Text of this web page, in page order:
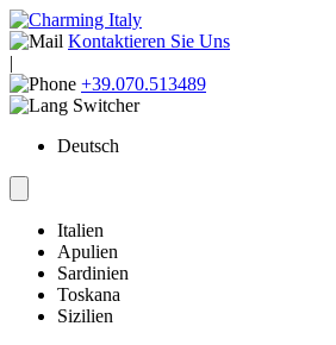
Kontaktieren Sie Uns
|
+39.070.513489
Deutsch
Italien
Apulien
Sardinien
Toskana
Sizilien